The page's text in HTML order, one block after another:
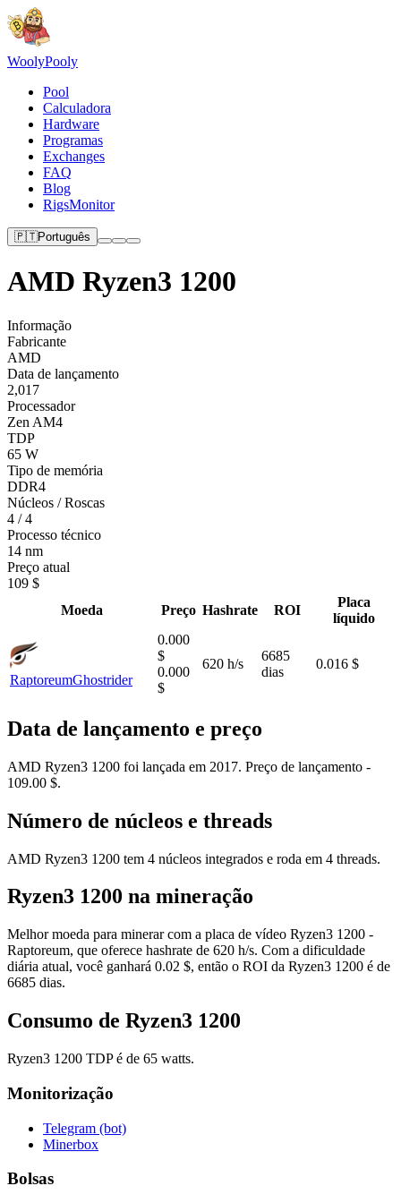
WoolyPooly
Pool
Calculadora
Hardware
Programas
Exchanges
FAQ
Blog
RigsMonitor
🇵🇹Português
AMD Ryzen3 1200
Informação
Fabricante
AMD
Data de lançamento
2,017
Processador
Zen AM4
TDP
65 W
Tipo de memória
DDR4
Núcleos / Roscas
4 / 4
Processo técnico
14 nm
Preço atual
109 $
Moeda
Preço Hashrate ROI
Placa
líquido
RaptoreumGhostrider
0.000
$
0.000
$
620 h/s
6685
dias
0.016 $
Data de lançamento e preço
AMD Ryzen3 1200 foi lançada em 2017. Preço de lançamento -
109.00 $.
Número de núcleos e threads
AMD Ryzen3 1200 tem 4 núcleos integrados e roda em 4 threads.
Ryzen3 1200 na mineração
Melhor moeda para minerar com a placa de vídeo Ryzen3 1200 -
Raptoreum, que oferece hashrate de 620 h/s. Com a dificuldade
diária atual, você ganhará 0.02 $, então o ROI da Ryzen3 1200 é de
6685 dias.
Consumo de Ryzen3 1200
Ryzen3 1200 TDP é de 65 watts.
Monitorização
Telegram (bot)
Minerbox
Bolsas